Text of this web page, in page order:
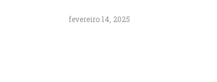
fevereiro 14, 2025